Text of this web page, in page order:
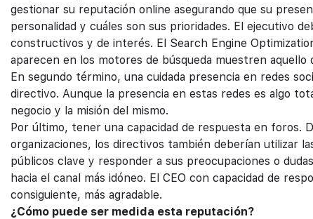
gestionar su reputación online asegurando que su
personalidad y cuáles son sus prioridades. El ejecutivo
constructivos y de interés. El Search Engine
aparecen en los motores de búsqueda muestren aquello
En segundo término, una cuidada presencia en redes
directivo. Aunque la presencia en estas redes es algo
negocio y la misión del mismo.
Por último, tener una capacidad de respuesta en foros.
organizaciones, los directivos también deberían utilizar
públicos clave y responder a sus preocupaciones o
hacia el canal más idóneo. El CEO con capacidad de
consiguiente, más agradable.
¿Cómo puede ser medida esta reputación?